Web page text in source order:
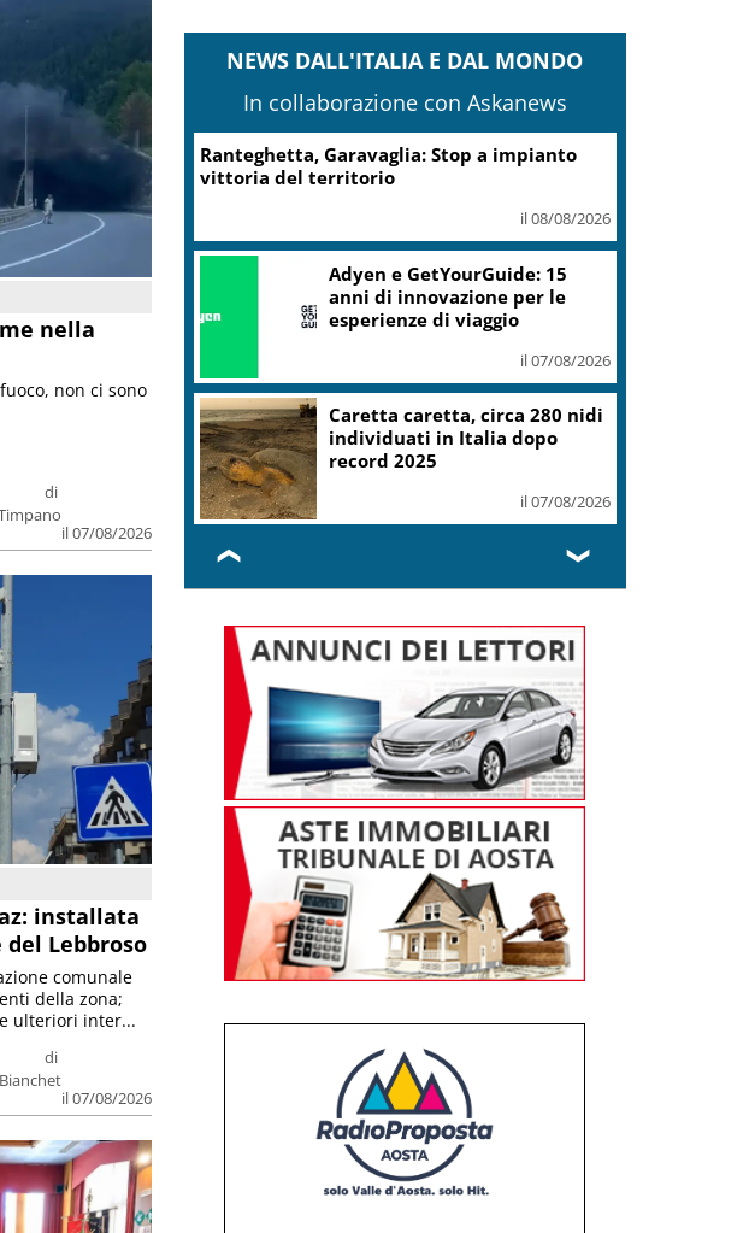
nella
di
il 07/08/2026
non ci sono
installata
Lebbroso
di
il 07/08/2026
comunale
della zona;
ulteriori inter...
NEWS DALL'ITALIA E DAL MONDO
In collaborazione con Askanews
Ranteghetta, Garavaglia: Stop a impianto
vittoria del territorio
il 08/08/2026
Adyen e GetYourGuide: 15
anni di innovazione per le
esperienze di viaggio
il 07/08/2026
Caretta caretta, circa 280 nidi
individuati in Italia dopo
record 2025
il 07/08/2026
❮ ❯